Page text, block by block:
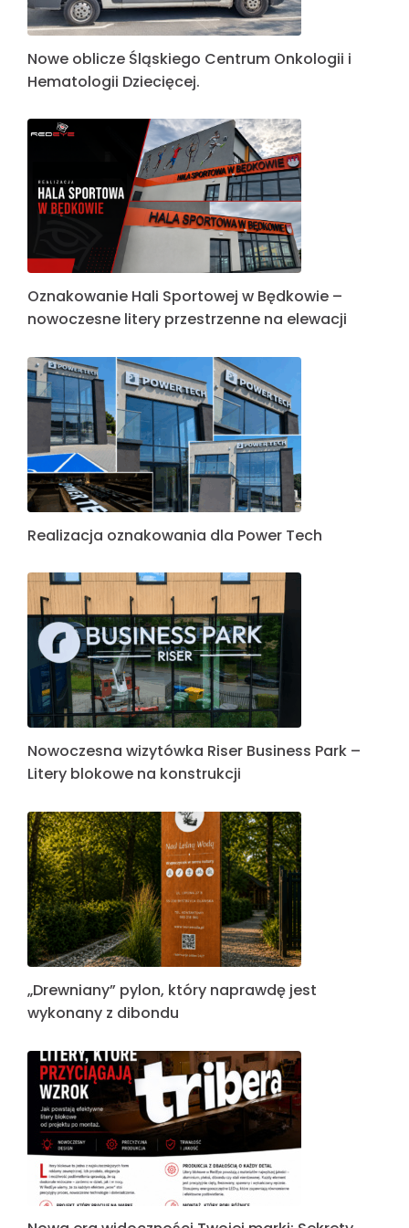
Nowe oblicze Śląskiego Centrum Onkologii i
Hematologii Dziecięcej.
Oznakowanie Hali Sportowej w Będkowie –
nowoczesne litery przestrzenne na elewacji
Realizacja oznakowania dla Power Tech
Nowoczesna wizytówka Riser Business Park –
Litery blokowe na konstrukcji
„Drewniany” pylon, który naprawdę jest
wykonany z dibondu